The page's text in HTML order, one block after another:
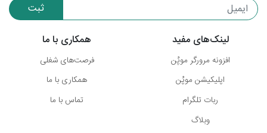
ثبت
لینک‌های مفید
افزونه مرورگر موپُن
اپلیکیشن موپُن
ربات تلگرام
وبلاگ
همکاری با ما
فرصت‌های شغلی
همکاری با ما
تماس با ما